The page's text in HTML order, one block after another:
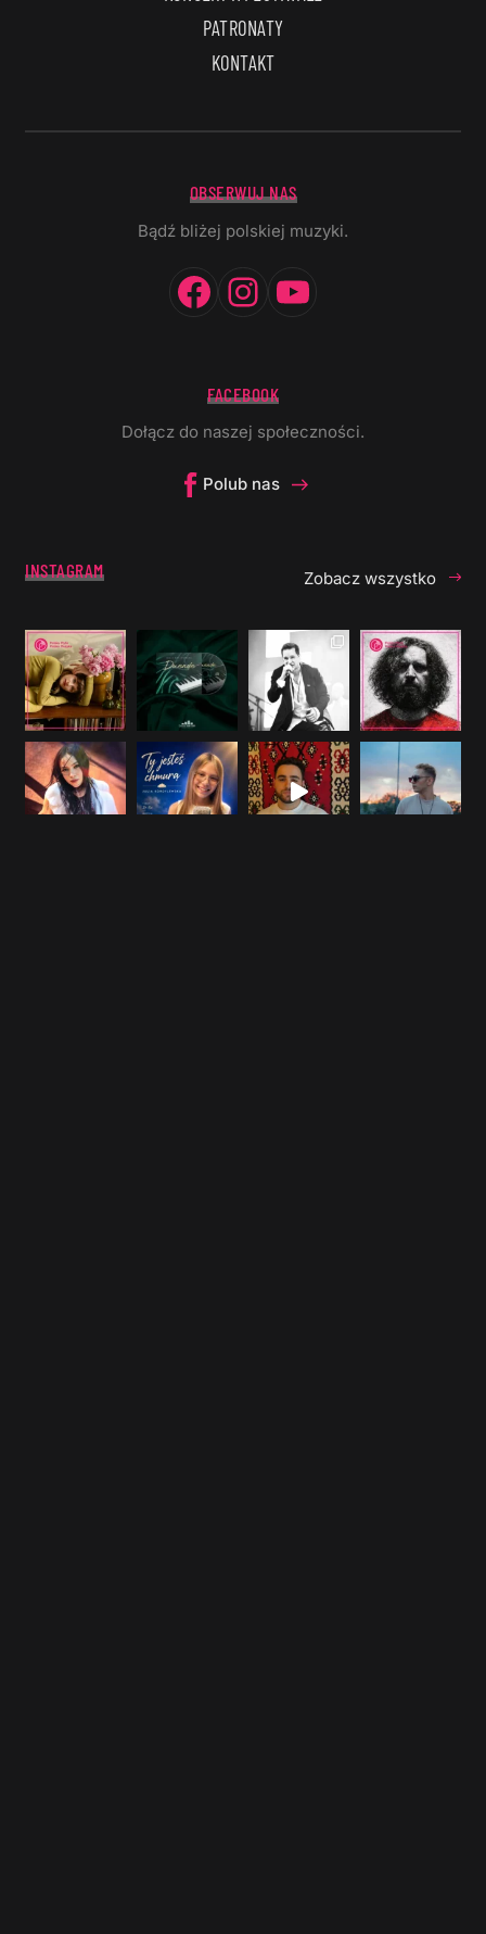
PATRONATY
KONTAKT
OBSERWUJ NAS
Bądź bliżej polskiej muzyki.
Facebook
Instagram
FACEBOOK
Dołącz do naszej społeczności.
Polub nas
INSTAGRAM Zobacz wszystko